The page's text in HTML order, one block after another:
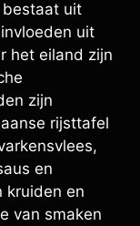
bestaat uit
uit
het eiland zijn
zijn
rijsttafel
en
kruiden en
van smaken